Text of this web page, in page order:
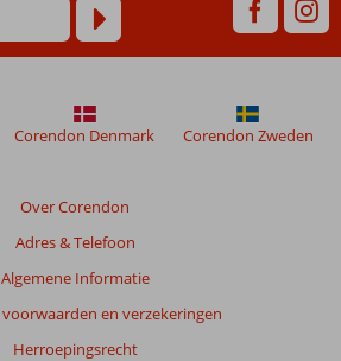
Over Corendon
Adres & Telefoon
Algemene Informatie
en verzekeringen
Herroepingsrecht
Corendon Denmark Corendon Zweden